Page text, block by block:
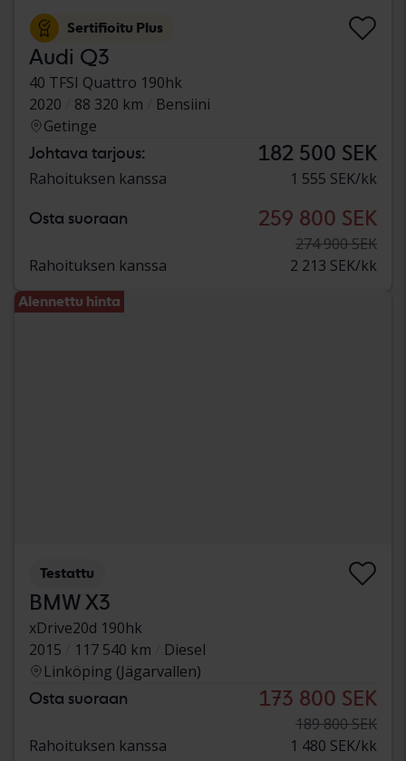
Sertifioitu Plus
Audi Q3
40 TFSI Quattro 190hk
2020
88 320 km
Bensiini
Getinge
Johtava tarjous: 182 500 SEK
Rahoituksen kanssa 1 555 SEK/kk
Osta suoraan 259 800 SEK
274 900 SEK
Rahoituksen kanssa
2 213 SEK/kk
Alennettu hinta
Testattu
BMW X3
xDrive20d 190hk
2015
117 540 km
Diesel
Linköping (Jägarvallen)
Osta suoraan 173 800 SEK
189 800 SEK
Rahoituksen kanssa
1 480 SEK/kk